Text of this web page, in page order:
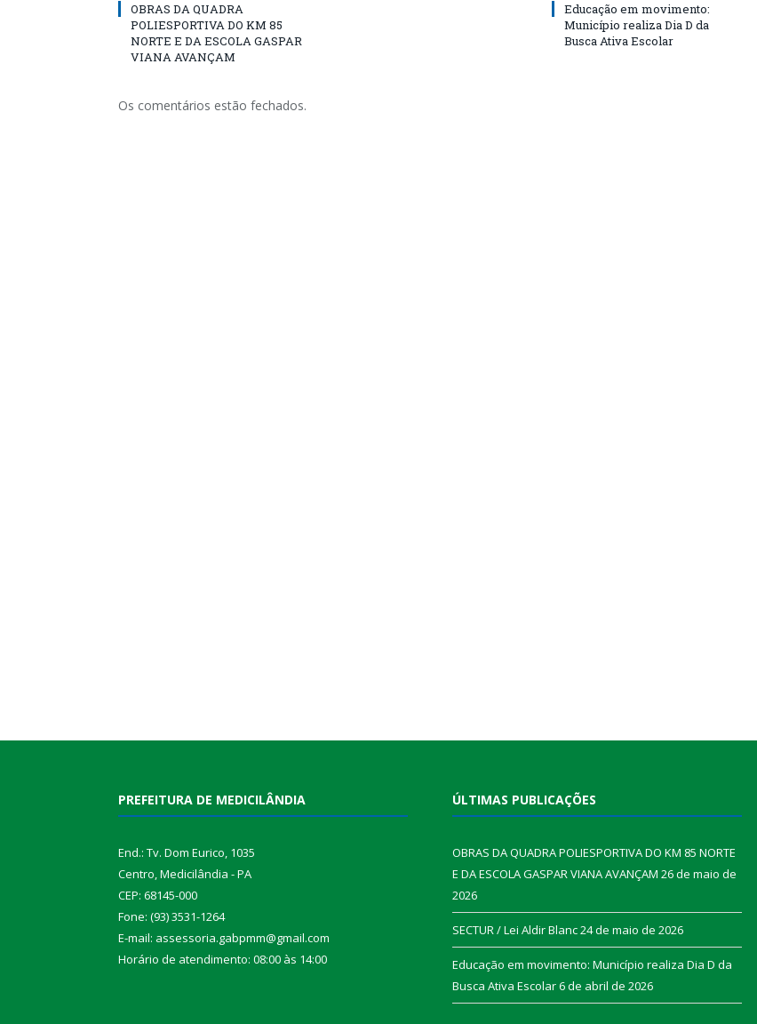
OBRAS DA QUADRA
POLIESPORTIVA DO KM 85
NORTE E DA ESCOLA GASPAR
VIANA AVANÇAM
Educação em movimento:
Município realiza Dia D da
Busca Ativa Escolar
Os comentários estão fechados.
PREFEITURA DE MEDICILÂNDIA
End.: Tv. Dom Eurico, 1035
Centro, Medicilândia - PA
CEP: 68145-000
Fone: (93) 3531-1264
E-mail: assessoria.gabpmm@gmail.com
Horário de atendimento: 08:00 às 14:00
ÚLTIMAS PUBLICAÇÕES
OBRAS DA QUADRA POLIESPORTIVA DO KM 85 NORTE
E DA ESCOLA GASPAR VIANA AVANÇAM 26 de maio de
2026
SECTUR / Lei Aldir Blanc24 de maio de 2026
Educação em movimento: Município realiza Dia D da
Busca Ativa Escolar6 de abril de 2026